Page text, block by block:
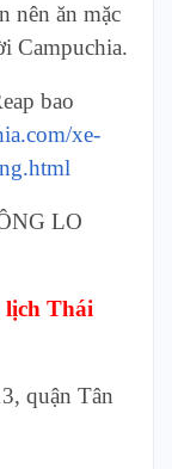
nên ăn mặc
Campuchia.
bao
xe-
LO
Thái
quận Tân